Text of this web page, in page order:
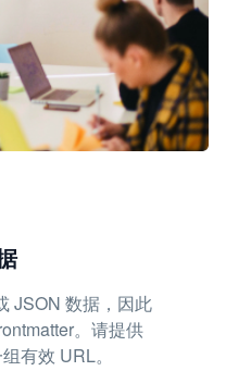
JSON 数据，因此
。请提供
有效 URL。